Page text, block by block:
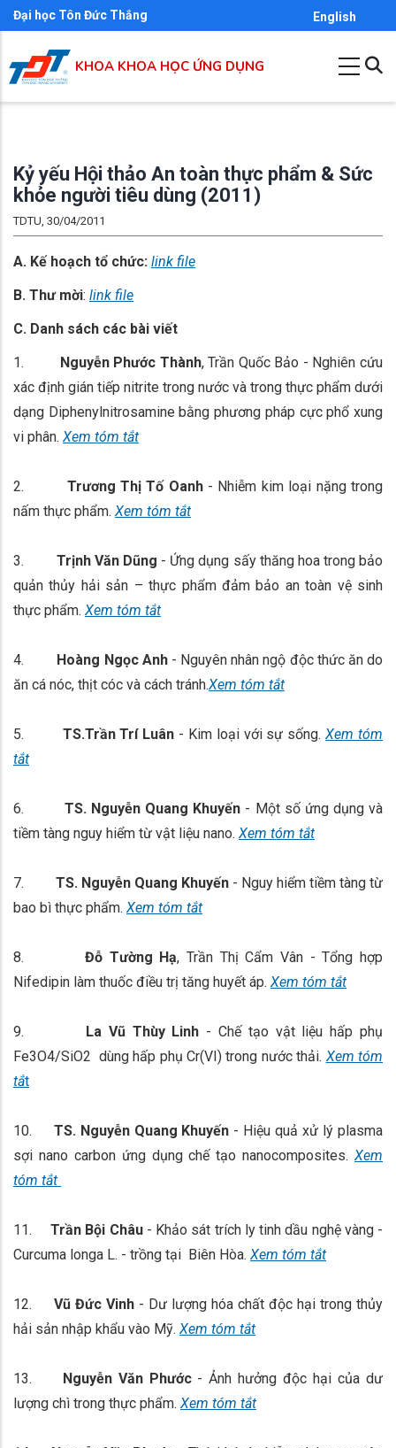
Nhảy
đến
nội
dung
Đại học Tôn Đức Thắng English
KHOA KHOA HỌC ỨNG DỤNG
Kỷ yếu Hội thảo An toàn thực phẩm & Sức
khỏe người tiêu dùng (2011)
TDTU, 30/04/2011
A. Kế hoạch tổ chức: link file
B. Thư mời: link file
C. Danh sách các bài viết
1. Nguyễn Phước Thành, Trần Quốc Bảo - Nghiên cứu
xác định gián tiếp nitrite trong nước và trong thực phẩm dưới
dạng Diphenylnitrosamine bằng phương pháp cực phổ xung
vi phân. Xem tóm tắt
2. Trương Thị Tố Oanh- Nhiễm kim loại nặng trong
nấm thực phẩm. Xem tóm tắt
3. Trịnh Văn Dũng - Ứng dụng sấy thăng hoa trong bảo
quản thủy hải sản – thực phẩm đảm bảo an toàn vệ sinh
thực phẩm. Xem tóm tắt
4. Hoàng Ngọc Anh- Nguyên nhân ngộ độc thức ăn do
ăn cá nóc, thịt cóc và cách tránh.Xem tóm tắt
5. TS.Trần Trí Luân - Kim loại với sự sống.Xem tóm
tắt
6. TS. Nguyễn Quang Khuyến - Một số ứng dụng và
tiềm tàng nguy hiểm từ vật liệu nano. Xem tóm tắt
7. TS. Nguyễn Quang Khuyến - Nguy hiểm tiềm tàng từ
bao bì thực phẩm. Xem tóm tắt
8. Đỗ Tường Hạ, Trần Thị Cẩm Vân - Tổng hợp
Nifedipin làm thuốc điều trị tăng huyết áp. Xem tóm tắt
9. La Vũ Thùy Linh - Chế tạo vật liệu hấp phụ
Fe3O4/SiO2 dùng hấp phụ Cr(VI) trong nước thải. Xem tóm
tắt
10. TS. Nguyễn Quang Khuyến - Hiệu quả xử lý plasma
sợi nano carbon ứng dụng chế tạo nanocomposites. Xem
tóm tắt
11.Trần Bội Châu- Khảo sát trích ly tinh dầu nghệ vàng -
Curcuma longa L. - trồng tại Biên Hòa. Xem tóm tắt
12. Vũ Đức Vinh - Dư lượng hóa chất độc hại trong thủy
hải sản nhập khẩu vào Mỹ. Xem tóm tắt
13. Nguyễn Văn Phước- Ảnh hưởng độc hại của dư
lượng chì trong thực phẩm. Xem tóm tắt